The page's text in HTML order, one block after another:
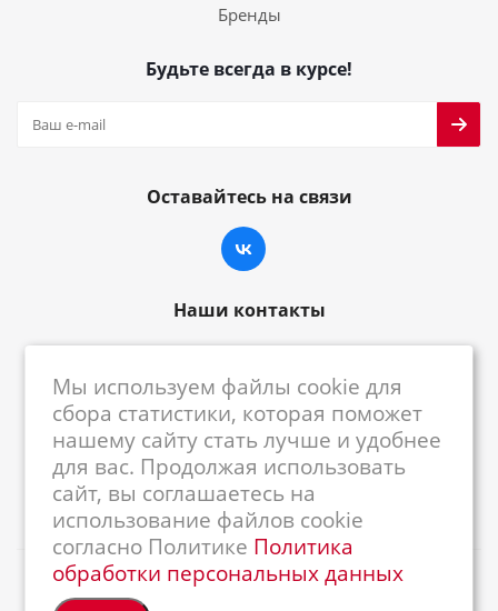
Бренды
Будьте всегда в курсе!
Оставайтесь на связи
Наши контакты
centrkkm@centrkkm.ru
185005, г. Петрозаводск, ул. Промышленная,
1/26
2026 © Республиканский Центр ККМ
Мы используем файлы cookie для
сбора статистики, которая поможет
нашему сайту стать лучше и удобнее
для вас. Продолжая использовать
сайт, вы соглашаетесь на
использование файлов cookie
согласно Политике Политика
обработки персональных данных